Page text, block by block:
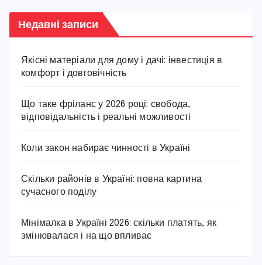
Недавні записи
Якісні матеріали для дому і дачі: інвестиція в
комфорт і довговічність
Що таке фріланс у 2026 році: свобода,
відповідальність і реальні можливості
Коли закон набирає чинності в Україні
Скільки районів в Україні: повна картина
сучасного поділу
Мінімалка в Україні 2026: скільки платять, як
змінювалася і на що впливає